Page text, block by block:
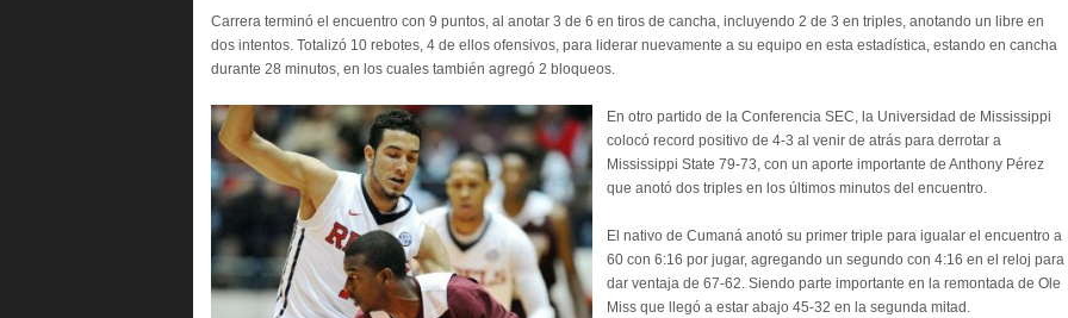
Carrera terminó el encuentro con 9 puntos, al anotar 3 de 6 en tiros de cancha, incluyendo 2 de 3 en triples, anotando un libre en
dos intentos. Totalizó 10 rebotes, 4 de ellos ofensivos, para liderar nuevamente a su equipo en esta estadística, estando en cancha
durante 28 minutos, en los cuales también agregó 2 bloqueos.
En otro partido de la Conferencia SEC, la Universidad de Mississippi
colocó record positivo de 4-3 al venir de atrás para derrotar a
Mississippi State 79-73, con un aporte importante de Anthony Pérez
que anotó dos triples en los últimos minutos del encuentro.
El nativo de Cumaná anotó su primer triple para igualar el encuentro a
60 con 6:16 por jugar, agregando un segundo con 4:16 en el reloj para
dar ventaja de 67-62. Siendo parte importante en la remontada de Ole
Miss que llegó a estar abajo 45-32 en la segunda mitad.